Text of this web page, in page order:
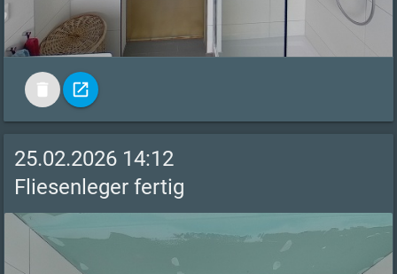
delete open_in_new
25.02.2026 14:12
Fliesenleger fertig